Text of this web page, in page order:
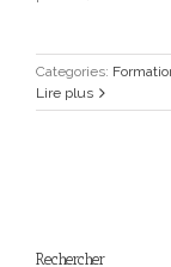
Categories:
Lire plus
Rechercher